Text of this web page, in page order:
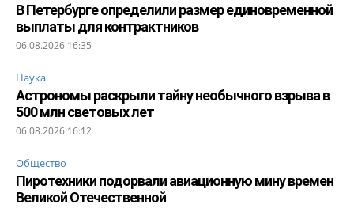
В Петербурге определили размер единовременной
выплаты для контрактников
06.08.2026 16:35
Наука
Астрономы раскрыли тайну необычного взрыва в
500 млн световых лет
06.08.2026 16:12
Общество
Пиротехники подорвали авиационную мину времен
Великой Отечественной